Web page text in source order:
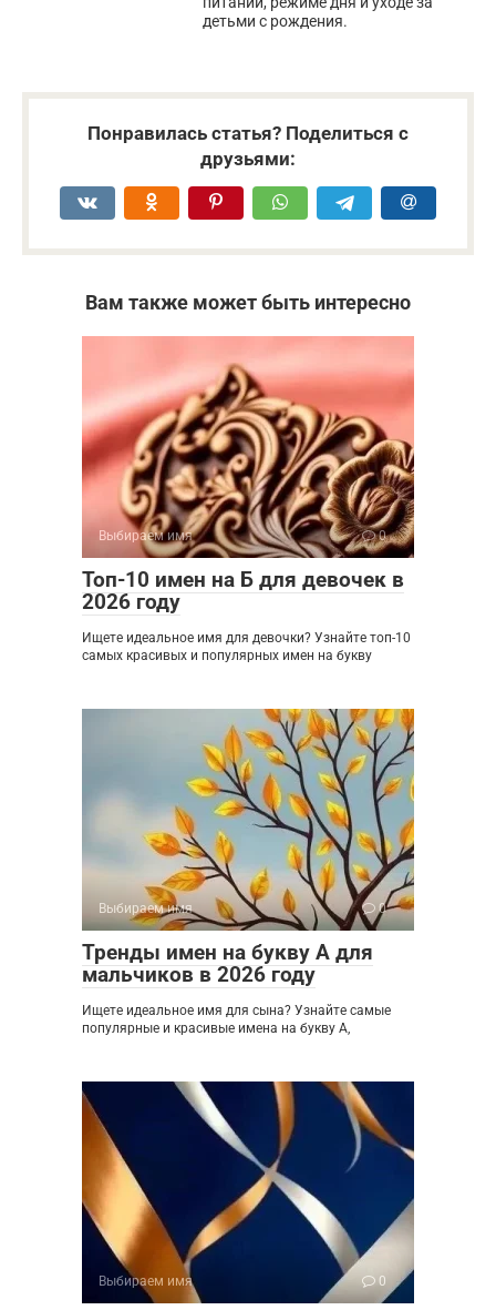
детьми с рождения.
Понравилась статья? Поделиться с
друзьями:
Вам также может быть интересно
Выбираем имя 0
Топ-10 имен на Б для девочек в
2026 году
Ищете идеальное имя для девочки? Узнайте топ-10
самых красивых и популярных имен на букву
Выбираем имя 0
Тренды имен на букву А для
мальчиков в 2026 году
Ищете идеальное имя для сына? Узнайте самые
популярные и красивые имена на букву А,
Выбираем имя 0